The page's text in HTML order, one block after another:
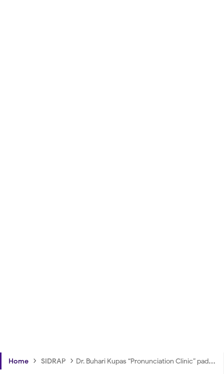
Home › SIDRAP › Dr. Buhari Kupas “Pronunciation Clinic” pada English Camp FKIP UMSR di Bukit Sarassang